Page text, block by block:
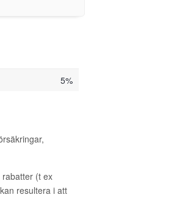
5%
(t ex
resultera i att